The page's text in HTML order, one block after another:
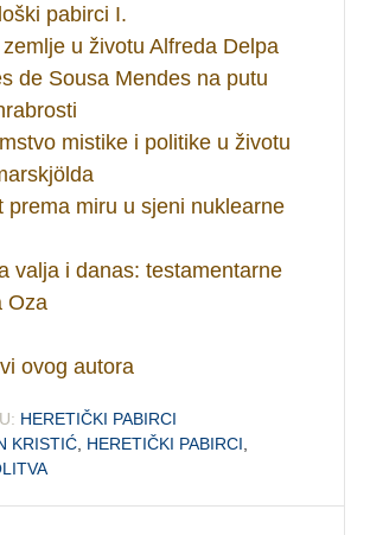
pabirci I.
u životu Alfreda Delpa
de Sousa Mendes na putu
mistike i politike u životu
prema miru u sjeni nuklearne
valja i danas: testamentarne
Oza
ovog autora
HERETIČKI PABIRCI
KRISTIĆ HERETIČKI PABIRCI